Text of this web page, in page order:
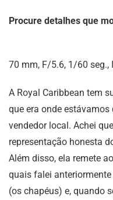
Procure detalhes que
70 mm, F/5.6, 1/60 seg.,
A Royal Caribbean tem
que era onde
vendedor local. Achei
representação honesta
Além disso, ela remete
quais falei
(os chapéus) e, quando